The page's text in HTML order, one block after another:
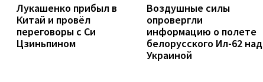
Лукашенко прибыл в
Китай и провёл
переговоры с Си
Цзиньпином
Воздушные силы
опровергли
информацию о полете
белорусского Ил-62 над
Украиной